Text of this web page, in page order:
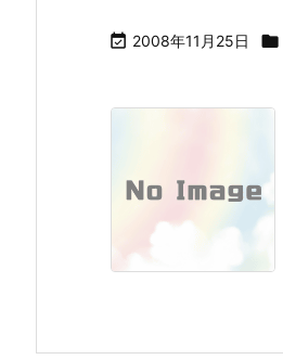
 2008年11月25日 